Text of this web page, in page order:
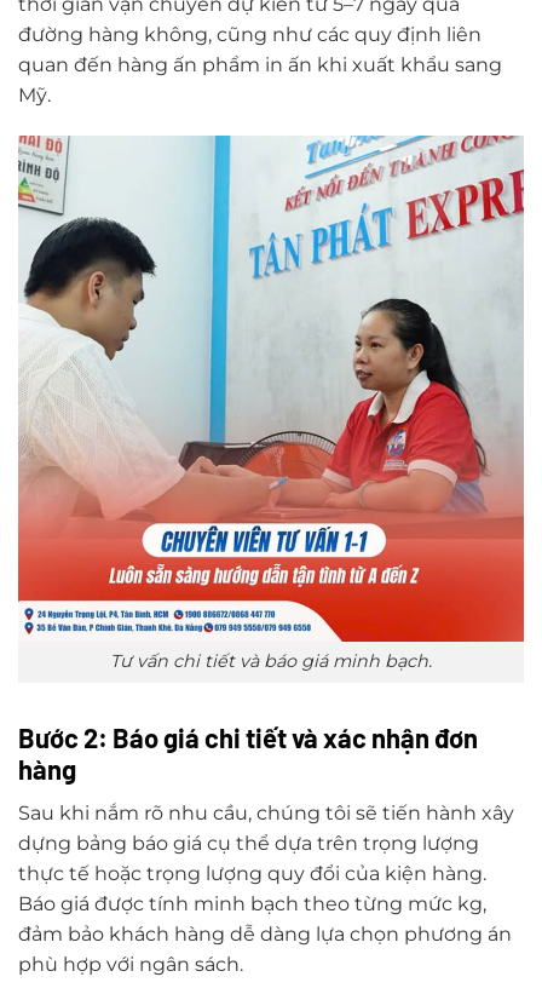
đường hàng không, cũng như các quy định liên
quan đến hàng ấn phẩm in ấn khi xuất khẩu sang
Mỹ.
Tư vấn chi tiết và báo giá minh bạch.
Bước 2: Báo giá chi tiết và xác nhận đơn
hàng
Sau khi nắm rõ nhu cầu, chúng tôi sẽ tiến hành xây
dựng bảng báo giá cụ thể dựa trên trọng lượng
thực tế hoặc trọng lượng quy đổi của kiện hàng.
Báo giá được tính minh bạch theo từng mức kg,
đảm bảo khách hàng dễ dàng lựa chọn phương án
phù hợp với ngân sách.